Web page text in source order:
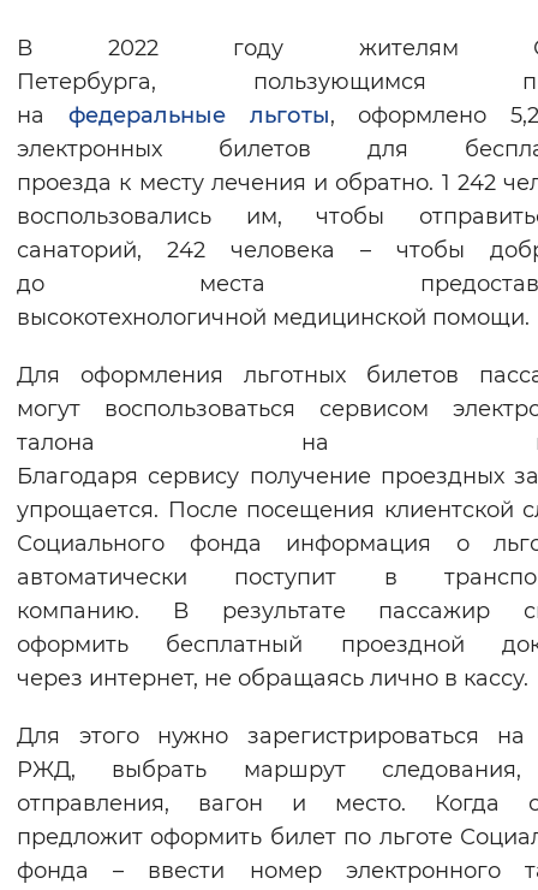
Монохромный Инверсивный
Синий фон
Изображения
Включены Выключены
Звуковой ассистент
Вернуть стандартные настройки
В 2022 году жителям
Петербурга, пользующимся
на федеральные льготы, оформлено
электронных билетов для
проезда к месту лечения и обратно. 1 242
воспользовались им, чтобы
санаторий, 242 человека – чтобы
до места
высокотехнологичной медицинской помощи.
Для оформления льготных билетов
могут воспользоваться сервисом
талона на
Благодаря сервису получение проездных
упрощается. После посещения клиентской
Социального фонда информация о
автоматически поступит в
компанию. В результате пассажир
оформить бесплатный проездной
через интернет, не обращаясь лично в кассу.
Для этого нужно зарегистрироваться на
РЖД, выбрать маршрут следования,
отправления, вагон и место. Когда
предложит оформить билет по льготе
фонда – ввести номер электронного